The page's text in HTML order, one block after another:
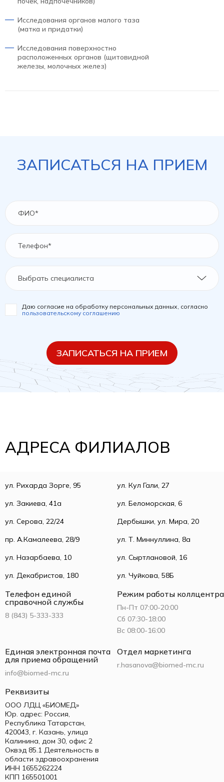
Исследования органов малого таза
(матка и придатки)
Исследования поверхностно
расположенных органов (щитовидной
железы, молочных желез)
ЗАПИСАТЬСЯ НА ПРИЕМ
Выбрать специалиста
Даю согласие на обработку персональных данных, согласно
пользовательскому соглашению
ЗАПИСАТЬСЯ НА ПРИЕМ
АДРЕСА ФИЛИАЛОВ
ул. Рихарда Зорге, 95
ул. Кул Гали, 27
ул. Закиева, 41а
ул. Беломорская, 6
ул. Серова, 22/24
Дербышки, ул. Мира, 20
пр. А.Камалеева, 28/9
ул. Т. Миннуллина, 8а
ул. Назарбаева, 10
ул. Сыртлановой, 16
ул. Декабристов, 180
ул. Чуйкова, 58Б
Телефон единой
справочной службы
8 (843) 5-333-333
Режим работы коллцентра
Пн-Пт 07:00-20:00
Сб 07:30-18:00
Вс 08:00-16:00
Единая электронная почта
для приема обращений
info@biomed-mc.ru
Отдел маркетинга
r.hasanova@biomed-mc.ru
Реквизиты
ООО ЛДЦ «БИОМЕД»
Юр. адрес: Россия,
Республика Татарстан,
420043, г. Казань, улица
Калинина, дом 30, офис 2
Оквэд 85.1 Деятельность в
области здравоохранения
ИНН 1655262224
КПП 165501001